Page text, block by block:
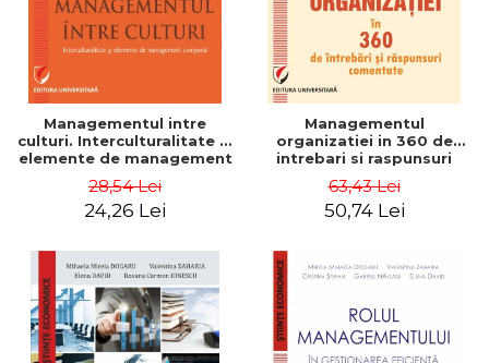
Managementul intre
culturi. Interculturalitate si
elemente de management
Dumitrascu
28,54 Lei
24,26 Lei
Managementul
organizatiei in 360 de
intrebari si raspunsuri
63,43 Lei
50,74 Lei